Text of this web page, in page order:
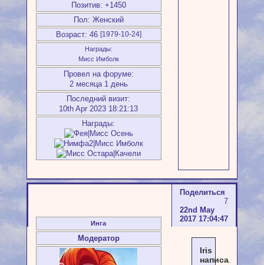
Позитив: +1450
Пол: Женский
Возраст: 46 [1979-10-24]
Награды:
Мисс Имболк
Провел на форуме:
2 месяца 1 день
Последний визит:
10th Apr 2023 18:21:13
Награды:
Поделиться
7
22nd May
2017 17:04:47
Инга
Модератор
Iris
написал(а):